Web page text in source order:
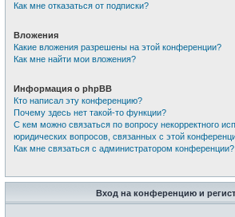
Как мне отказаться от подписки?
Вложения
Какие вложения разрешены на этой конференции?
Как мне найти мои вложения?
Информация о phpBB
Кто написал эту конференцию?
Почему здесь нет такой-то функции?
С кем можно связаться по вопросу некорректного
юридических вопросов, связанных с этой
Как мне связаться с администратором конференции?
Вход на конференцию и